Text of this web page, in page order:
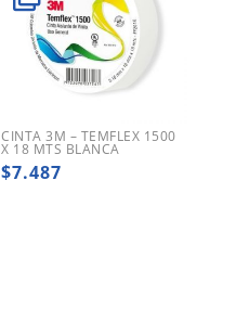
CINTA 3M – TEMFLEX 1500
X 18 MTS BLANCA
$7.487